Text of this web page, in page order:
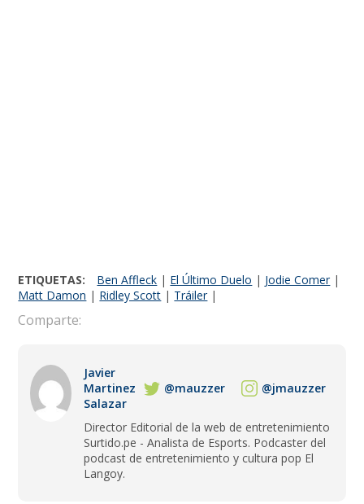
ETIQUETAS: Ben Affleck | El Último Duelo | Jodie Comer|
Matt Damon | Ridley Scott | Tráiler|
Comparte:
Javier
Martinez
Salazar
@mauzzer @jmauzzer
Director Editorial de la web de entretenimiento
Surtido.pe - Analista de Esports. Podcaster del
podcast de entretenimiento y cultura pop El
Langoy.